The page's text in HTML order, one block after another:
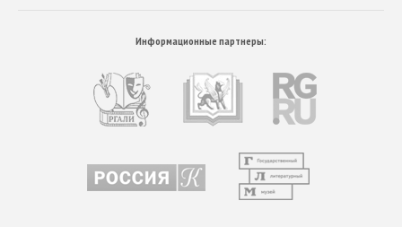
Информационные партнеры: